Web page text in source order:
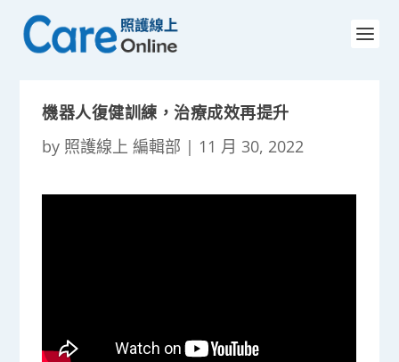
機器人復健訓練，治療成效再提升
by 照護線上 編輯部 | 11 月 30, 2022